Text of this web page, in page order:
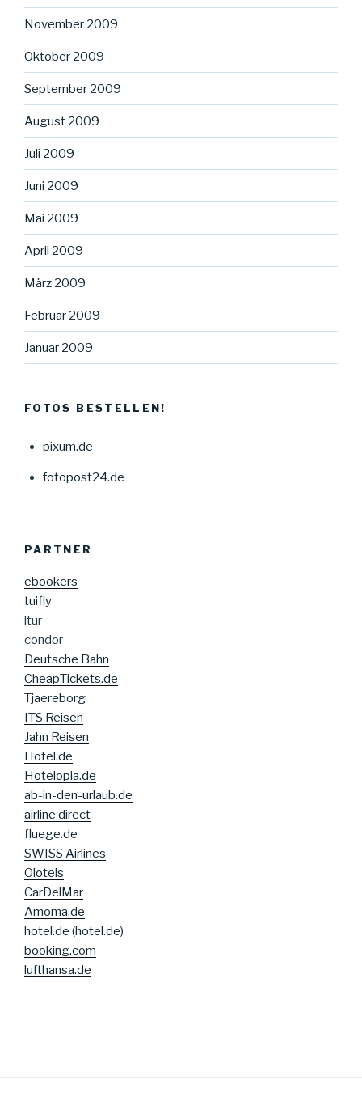
November 2009
Oktober 2009
September 2009
August 2009
Juli 2009
Juni 2009
Mai 2009
April 2009
März 2009
Februar 2009
Januar 2009
FOTOS BESTELLEN!
pixum.de
fotopost24.de
PARTNER
ebookers
tuifly
ltur
condor
Deutsche Bahn
CheapTickets.de
Tjaereborg
ITS Reisen
Jahn Reisen
Hotel.de
Hotelopia.de
ab-in-den-urlaub.de
airline direct
fluege.de
SWISS Airlines
Olotels
CarDelMar
Amoma.de
hotel.de (hotel.de)
booking.com
lufthansa.de